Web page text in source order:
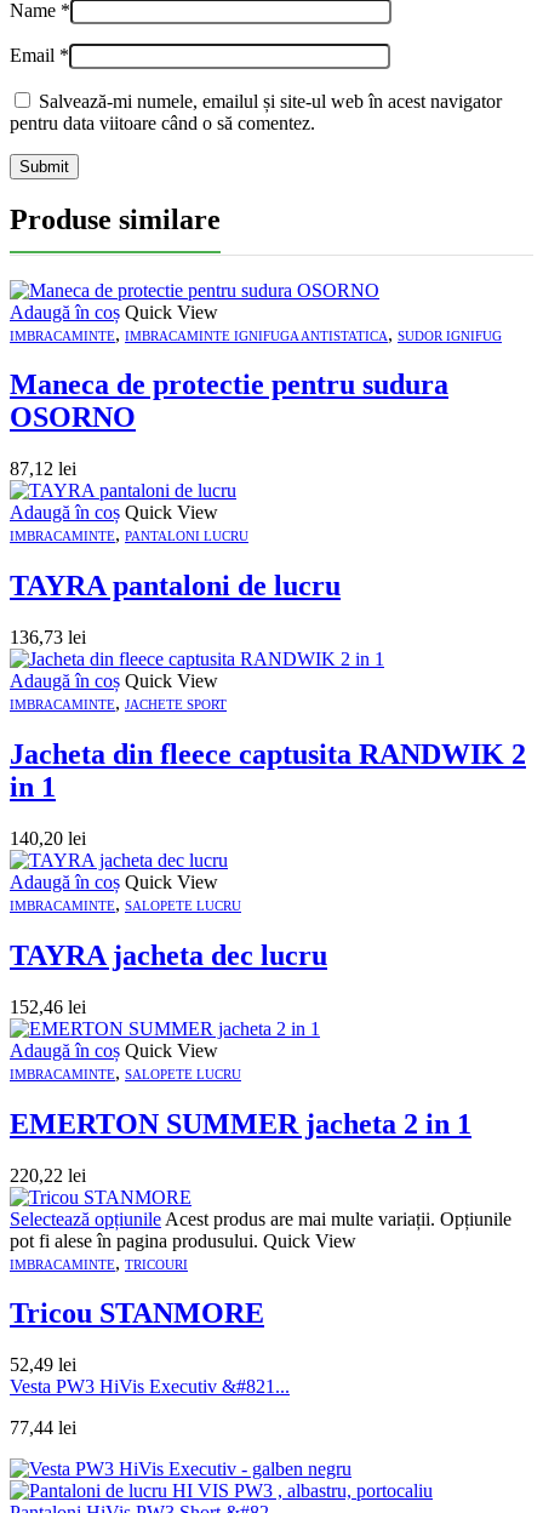
Name *
Email *
Salvează-mi numele, emailul și site-ul web în acest navigator
pentru data viitoare când o să comentez.
Produse similare
Adaugă în coș Quick View
IMBRACAMINTE, IMBRACAMINTE IGNIFUGA ANTISTATICA, SUDOR IGNIFUG
Maneca de protectie pentru sudura
OSORNO
87,12 lei
Adaugă în coș Quick View
IMBRACAMINTE, PANTALONI LUCRU
TAYRA pantaloni de lucru
136,73 lei
Adaugă în coș Quick View
IMBRACAMINTE, JACHETE SPORT
Jacheta din fleece captusita RANDWIK 2
in 1
140,20 lei
Adaugă în coș Quick View
IMBRACAMINTE, SALOPETE LUCRU
TAYRA jacheta dec lucru
152,46 lei
Adaugă în coș Quick View
IMBRACAMINTE, SALOPETE LUCRU
EMERTON SUMMER jacheta 2 in 1
220,22 lei
Selectează opțiunile Acest produs are mai multe variații. Opțiunile
pot fi alese în pagina produsului. Quick View
IMBRACAMINTE, TRICOURI
Tricou STANMORE
52,49 lei
Vesta PW3 HiVis Executiv &#821...
77,44 lei